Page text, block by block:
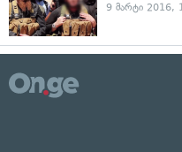
9 მარტი 2016,